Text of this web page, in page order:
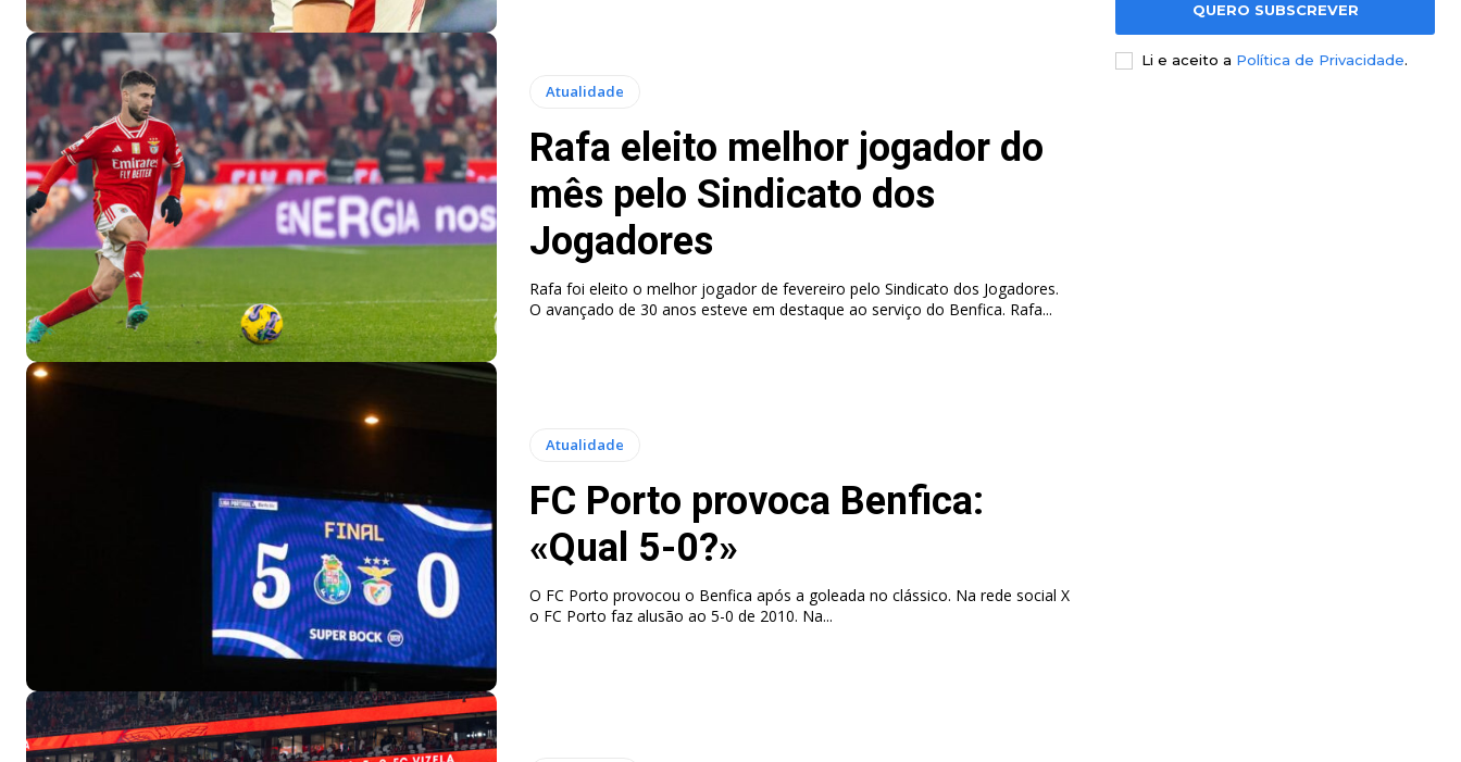
Atualidade
Rafa eleito melhor jogador do
mês pelo Sindicato dos
Jogadores
Rafa foi eleito o melhor jogador de fevereiro pelo Sindicato dos Jogadores.
O avançado de 30 anos esteve em destaque ao serviço do Benfica. Rafa...
Atualidade
FC Porto provoca Benfica:
«Qual 5-0?»
O FC Porto provocou o Benfica após a goleada no clássico. Na rede social X
o FC Porto faz alusão ao 5-0 de 2010. Na...
QUERO SUBSCREVER
Li e aceito a Política de Privacidade.